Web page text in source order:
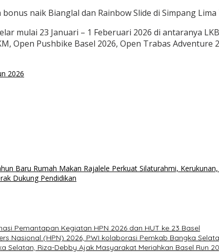
naik Bianglal dan Rainbow Slide di Simpang Lima
mulai 23 Januari – 1 Feberuari 2026 di antaranya
Open Pushbike Basel 2026, Open Trabas Adventure
2026
Baru Rumah Makan Rajalele Perkuat Silaturahmi,
Dukung Pendidikan
Pemantapan Kegiatan HPN 2026 dan HUT ke 23 Basel
Nasional (HPN) 2026, PWI kolaborasi Pemkab Bangka
Selatan, Riza-Debby Ajak Masyarakat Meriahkan Basel Run